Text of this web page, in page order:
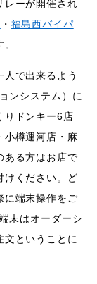
レーが開催され
・ 福島西バイパ
人で出来るよう
ンシステム）に
りドンキー6店
小樽運河店・麻
ある方はお店で
けください。ど
に端末操作をご
末はオーダーシ
文ということに